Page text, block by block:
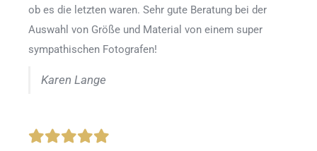
ob es die letzten waren. Sehr gute Beratung bei der
Auswahl von Größe und Material von einem super
sympathischen Fotografen!
Karen Lange